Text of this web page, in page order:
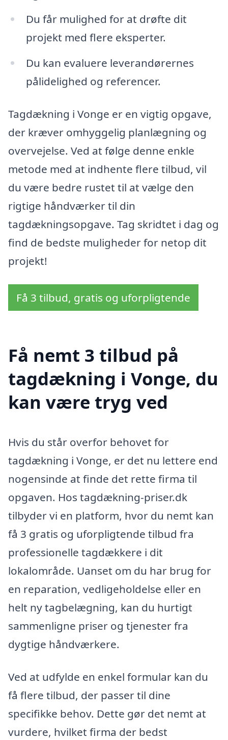
Du får mulighed for at drøfte dit
projekt med flere eksperter.
Du kan evaluere leverandørernes
pålidelighed og referencer.
Tagdækning i Vonge er en vigtig opgave,
der kræver omhyggelig planlægning og
overvejelse. Ved at følge denne enkle
metode med at indhente flere tilbud, vil
du være bedre rustet til at vælge den
rigtige håndværker til din
tagdækningsopgave. Tag skridtet i dag og
find de bedste muligheder for netop dit
projekt!
Få 3 tilbud, gratis og uforpligtende
Få nemt 3 tilbud på
tagdækning i Vonge, du
kan være tryg ved
Hvis du står overfor behovet for
tagdækning i Vonge, er det nu lettere end
nogensinde at finde det rette firma til
opgaven. Hos tagdækning-priser.dk
tilbyder vi en platform, hvor du nemt kan
få 3 gratis og uforpligtende tilbud fra
professionelle tagdækkere i dit
lokalområde. Uanset om du har brug for
en reparation, vedligeholdelse eller en
helt ny tagbelægning, kan du hurtigt
sammenligne priser og tjenester fra
dygtige håndværkere.
Ved at udfylde en enkel formular kan du
få flere tilbud, der passer til dine
specifikke behov. Dette gør det nemt at
vurdere, hvilket firma der bedst